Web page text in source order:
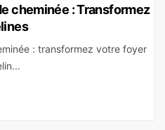
cheminée : Transformez
: transformez votre foyer